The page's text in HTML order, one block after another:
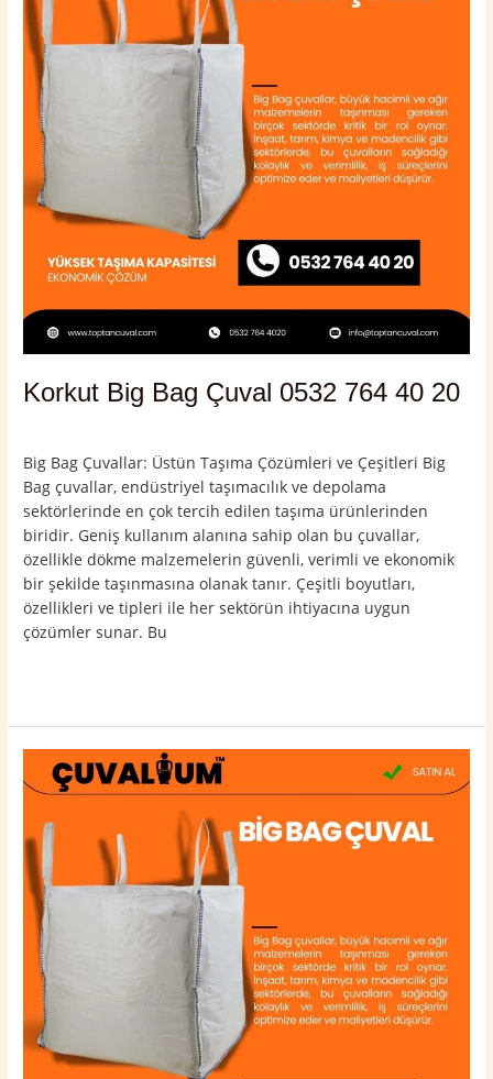
Korkut Big Bag Çuval 0532 764 40 20
Big Bag Çuvallar: Üstün Taşıma Çözümleri ve Çeşitleri Big
Bag çuvallar, endüstriyel taşımacılık ve depolama
sektörlerinde en çok tercih edilen taşıma ürünlerinden
biridir. Geniş kullanım alanına sahip olan bu çuvallar,
özellikle dökme malzemelerin güvenli, verimli ve ekonomik
bir şekilde taşınmasına olanak tanır. Çeşitli boyutları,
özellikleri ve tipleri ile her sektörün ihtiyacına uygun
çözümler sunar. Bu
0532
764
40
20
Bulanık
Big
Çuval
0532
764
40
20